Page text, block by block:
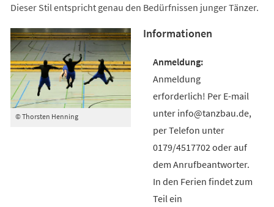
Dieser Stil entspricht genau den Bedürfnissen junger Tänzer.
© Thorsten Henning
Informationen
Anmeldung
erforderlich! Per E-mail
unter info@tanzbau.de,
per Telefon unter
0179/4517702 oder auf
dem Anrufbeantworter.
In den Ferien findet zum
Teil ein